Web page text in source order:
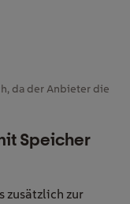
da der Anbieter die
Speicher
zusätzlich zur